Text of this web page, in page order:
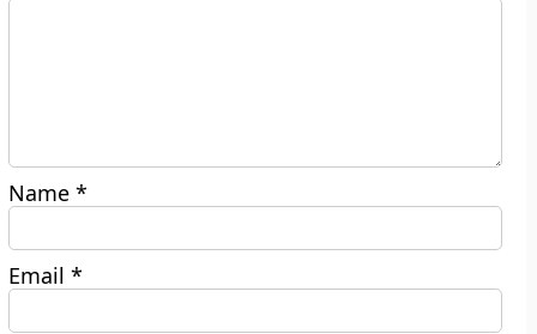
Name*
Email*